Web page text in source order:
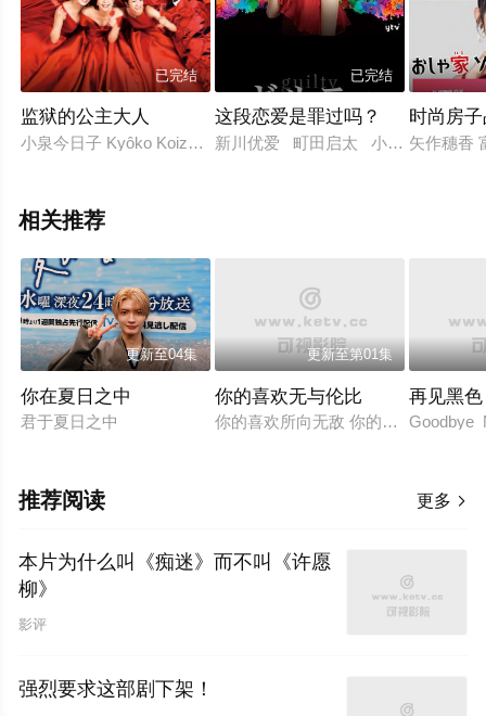
已完结
监狱的公主大人
小泉今日子 Kyôko Koizumi 满岛光 伊势谷友介 夏帆 塚本高史
已完结
这段恋爱是罪过吗？
新川优爱 町田启太 小池彻平 中
时尚房
矢作穗香
相关推荐
更新至04集
你在夏日之中
君于夏日之中
更新至第01集
你的喜欢无与伦比
你的喜欢所向无敌 你的喜欢是无敌的
再见黑色
Goodbye
更多 
推荐阅读
本片为什么叫《痴迷》而不叫《许愿
柳》
影评
强烈要求这部剧下架！